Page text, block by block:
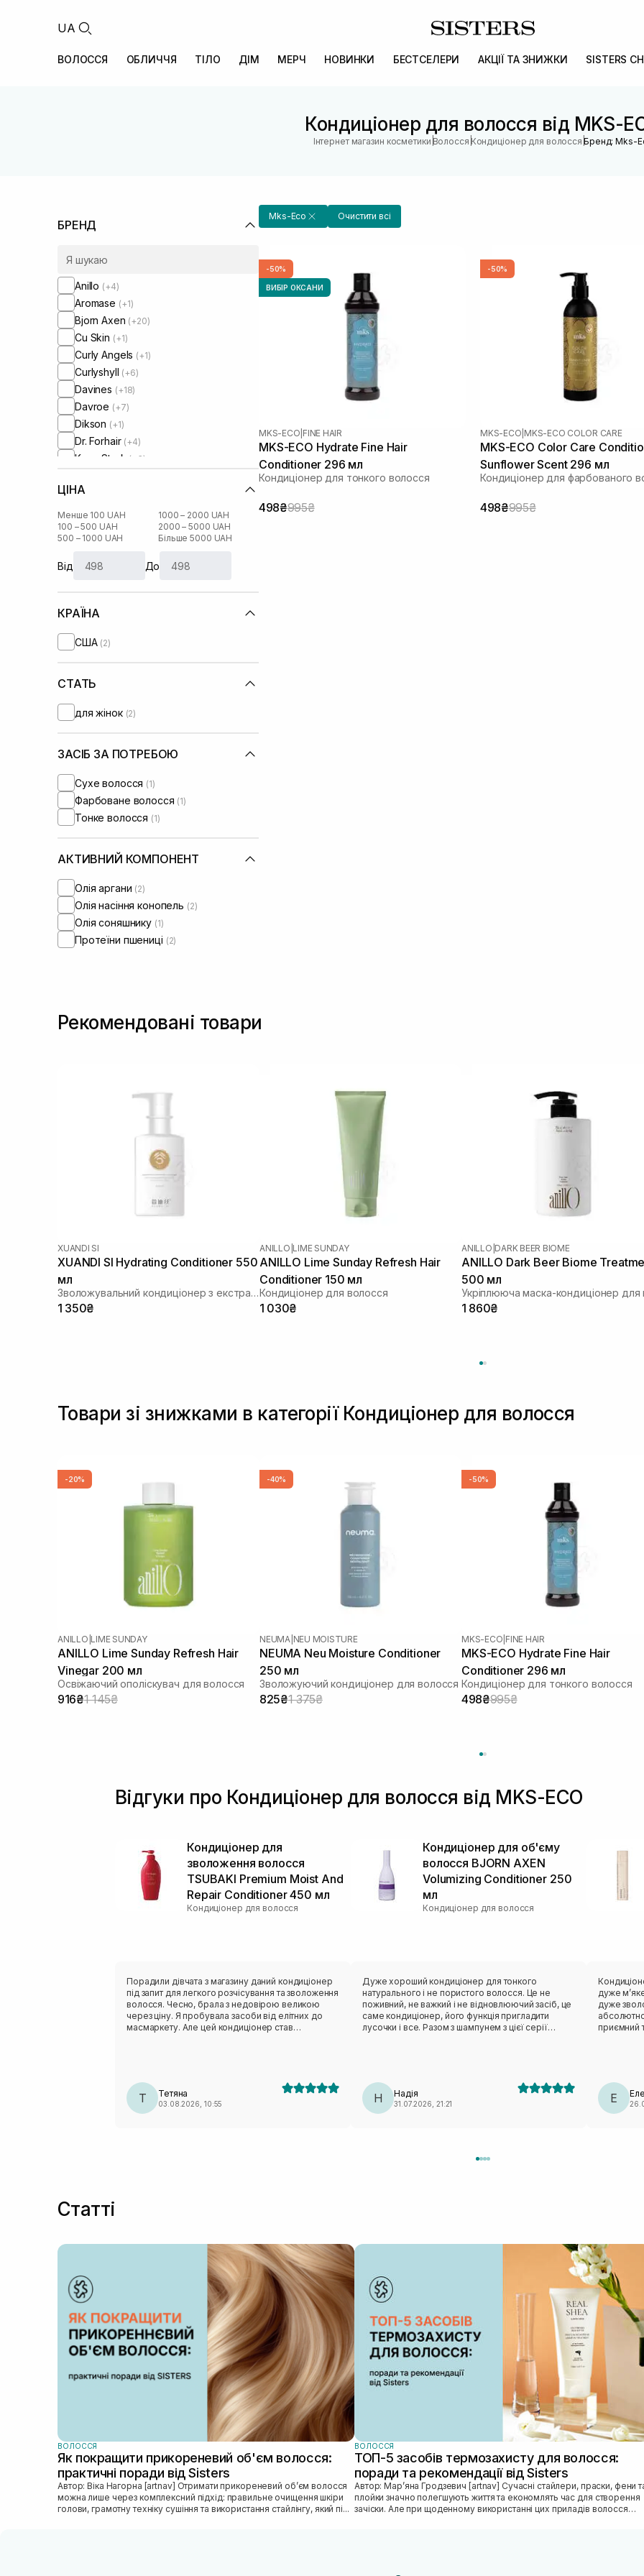
UA
ВОЛОССЯ ОБЛИЧЧЯ ТІЛО ДІМ МЕРЧ НОВИНКИ БЕСТСЕЛЕРИ АКЦІЇ ТА ЗНИЖКИ SISTERS
Кондиціонер для волосся від MKS-
Інтернет магазин косметики |Волосся |Кондиціонер для волосся |Бренд: Mks-
БРЕНД
Anillo (+4)
Aromase (+1)
Bjorn Axen (+20)
Cu Skin (+1)
Curly Angels (+1)
Curlyshyll (+6)
Davines (+18)
Davroe (+7)
Dikson (+1)
Dr. Forhair (+4)
Keen Strok (+3)
Lola from Rio
Mediceuticals
Mks-Eco
Muran(+5)
Neqi(+5)
Newsha
Olaplex
Oribe(+5)
Orising(+2)
Tigi(+1)
WhoCares(+3)
Xuandi Si(+1)
ЦІНА
Менше 100 UAH
100 – 500 UAH
500 – 1000 UAH
1000 – 2000 UAH
2000 – 5000 UAH
Більше 5000 UAH
Від До
КРАЇНА
США (2)
СТАТЬ
для жінок (2)
ЗАСІБ ЗА ПОТРЕБОЮ
Сухе волосся (1)
Фарбоване волосся (1)
Тонке волосся (1)
АКТИВНИЙ КОМПОНЕНТ
Олія аргани (2)
Олія насіння конопель (2)
Олія соняшнику (1)
Протеїни пшениці (2)
Mks-Eco Очистити всі
-50%
ВИБІР ОКСАНИ
MKS-ECO FINE HAIR
MKS-ECO Hydrate Fine Hair
Conditioner 296 мл
Кондиціонер для тонкого волосся
498₴995₴
-50%
MKS-ECO MKS-ECO COLOR CARE
MKS-ECO Color Care
Sunflower Scent 296 мл
Кондиціонер для фарбованого
498₴995₴
Рекомендовані товари
XUANDI SI
XUANDI SI Hydrating Conditioner 550
мл
Зволожувальний кондиціонер з екстрактом зерна
1 350₴
ANILLO LIME SUNDAY
ANILLO Lime Sunday Refresh Hair
Conditioner 150 мл
Кондиціонер для волосся
1 030₴
ANILLO DARK BEER BIOME
ANILLO Dark Beer Biome
500 мл
1 860₴
Товари зі знижками в категорії Кондиціонер для волосся
-20%
ANILLO LIME SUNDAY
ANILLO Lime Sunday Refresh Hair
Vinegar 200 мл
Освіжаючий ополіскувач для волосся
916₴1 145₴
-40%
NEUMA NEU MOISTURE
NEUMA Neu Moisture Conditioner
250 мл
Зволожуючий кондиціонер для волосся
825₴1 375₴
-50%
MKS-ECO FINE HAIR
MKS-ECO Hydrate Fine Hair
Conditioner 296 мл
Кондиціонер для тонкого волосся
498₴995₴
Відгуки про Кондиціонер для волосся від MKS-ECO
Кондиціонер для
зволоження волосся
TSUBAKI Premium Moist And
Repair Conditioner 450 мл
Кондиціонер для волосся
Порадили дівчата з магазину даний кондиціонер
під запит для легкого розчісування та зволоження
волосся. Чесно, брала з недовірою великою
через ціну. Я пробувала засоби від елітних до
масмаркету. Але цей кондиціонер став
щодня, то зараз можна не мити 2-3 дні. На черзі
тепер спробувати шампунь 🫶.
Т Тетяна
03.08.2026, 10:55
Кондиціонер для об'єму
волосся BJORN AXEN
Volumizing Conditioner 250
мл
Кондиціонер для волосся
Дуже хороший кондиціонер для тонкого
натурального і не пористого волосся. Це не
поживний, не важкий і не відновлюючий засіб, це
саме кондиціонер, його функція пригладити
лусочки і все. Разом з шампунем з цієї серії
Н Надія
31.07.2026, 21:21
дуже
дуже
приємний
Е
Статті
ВОЛОССЯ
Як покращити прикореневий об'єм волосся:
практичні поради від Sisters
Автор: Віка Нагорна [artnav] Отримати прикореневий об’єм волосся
можна лише через комплексний підхід: правильне очищення шкіри
голови, грамотну техніку сушіння та використання стайлінгу, який пі...
ВОЛОССЯ
ТОП-5 засобів термозахисту для волосся:
поради та рекомендації від Sisters
Автор: Марʼяна Гродзевич [artnav] Сучасні стайлери, праски, фени та
плойки значно полегшують життя та економлять час для створення
зачіски. Але при щоденному використанні цих приладів волосся